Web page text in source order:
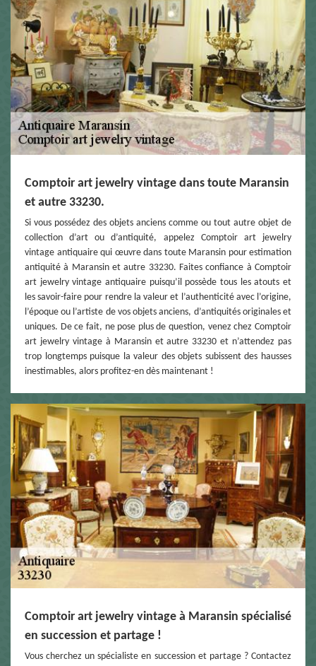
Comptoir art jewelry vintage dans toute Maransin
et autre 33230.
Si vous possédez des objets anciens comme ou tout autre objet de
collection d’art ou d’antiquité, appelez Comptoir art jewelry
vintage antiquaire qui œuvre dans toute Maransin pour estimation
antiquité à Maransin et autre 33230. Faites confiance à Comptoir
art jewelry vintage antiquaire puisqu’il possède tous les atouts et
les savoir-faire pour rendre la valeur et l’authenticité avec l’origine,
l’époque ou l’artiste de vos objets anciens, d’antiquités originales et
uniques. De ce fait, ne pose plus de question, venez chez Comptoir
art jewelry vintage à Maransin et autre 33230 et n’attendez pas
trop longtemps puisque la valeur des objets subissent des hausses
inestimables, alors profitez-en dès maintenant !
Comptoir art jewelry vintage à Maransin spécialisé
en succession et partage !
Vous cherchez un spécialiste en succession et partage ? Contactez